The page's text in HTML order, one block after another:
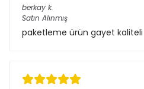
berkay k.
Satın Alınmış
paketleme ürün gayet kaliteli